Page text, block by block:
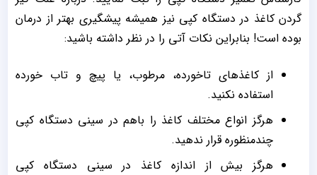
گردن کاغذ در دستگاه کپی نیز همیشه پیشگیری بهتر از درمان
بوده است! بنابراین نکات آتی را در نظر داشته باشید:
از کاغذهای تاخورده، مرطوب، یا پیچ و تاب خورده
استفاده نکنید.
هرگز انواع مختلف کاغذ را باهم در سینی دستگاه کپی
چندمنظوره قرار ندهید.
هرگز بیش از اندازه کاغذ در سینی دستگاه کپی